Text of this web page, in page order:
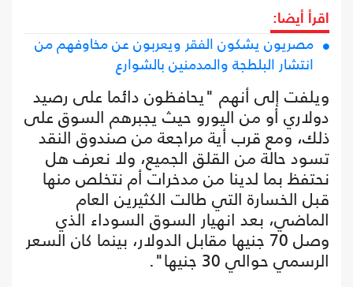
اقرأ أيضا:
مصريون يشكون الفقر ويعربون عن مخاوفهم من
انتشار البلطجة والمدمنين بالشوارع
ويلفت إلى أنهم "يحافظون دائما على رصيد
دولاري أو من اليورو حيث يجبرهم السوق على
ذلك، ومع قرب أية مراجعة من صندوق النقد
تسود حالة من القلق الجميع، ولا نعرف هل
نحتفظ بما لدينا من مدخرات أم نتخلص منها
قبل الخسارة التي طالت الكثيرين العام
الماضي، بعد انهيار السوق السوداء الذي
وصل 70 جنيها مقابل الدولار، بينما كان السعر
الرسمي حوالي 30 جنيها".